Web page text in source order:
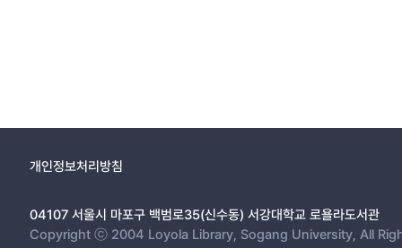
개인정보처리방침
04107 서울시 마포구 백범로35(신수동) 서강대학교 로욜라도서관
Copyright ⓒ 2004 Loyola Library, Sogang University, All